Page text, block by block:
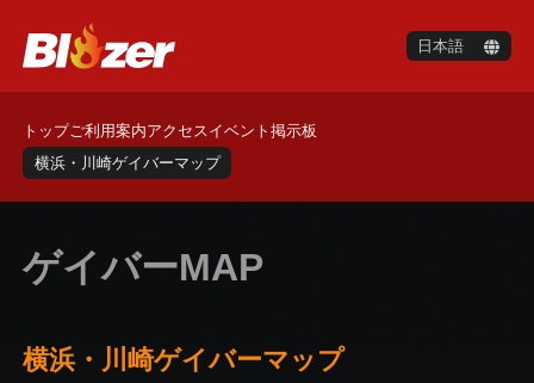
ト ッ プご利 用案内アク セスイベン ト掲示板
横浜・ 川 崎ゲイバーマ ッ プ
ゲイバーMAP
横浜・川崎ゲイバーマップ